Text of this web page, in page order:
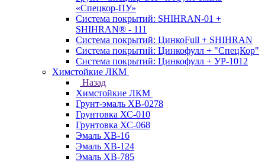
«Спецкор-ПУ»
Система покрытий: SHIHRAN-01 +
SHIHRAN® - 111
Система покрытий: ЦинкоFull + SHIHRAN
Система покрытий: Цинкофулл + "СпецКор"
Система покрытий: Цинкофулл + УР-1012
Химстойкие ЛКМ
Назад
Химстойкие ЛКМ
Грунт-эмаль ХВ-0278
Грунтовка ХС-010
Грунтовка ХС-068
Эмаль ХВ-16
Эмаль ХВ-124
Эмаль ХВ-785